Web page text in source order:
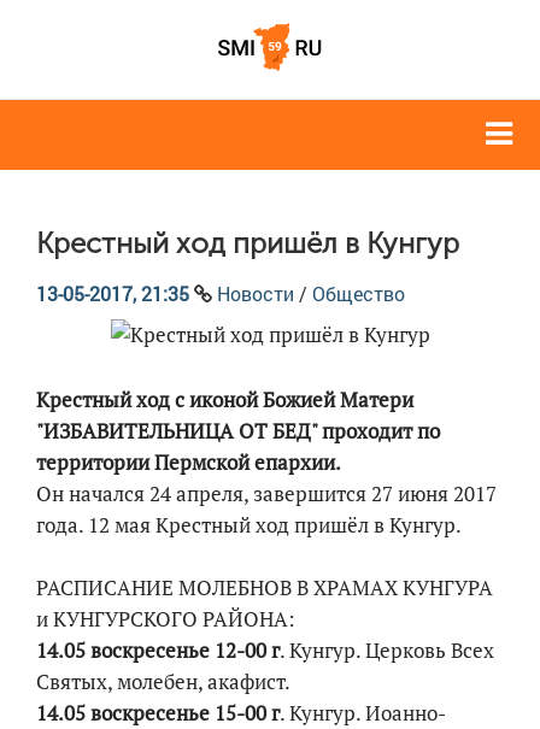
Крестный ход пришёл в Кунгур
13-05-2017, 21:35 Новости / Общество
Крестный ход с иконой Божией Матери
"ИЗБАВИТЕЛЬНИЦА ОТ БЕД" проходит по
территории Пермской епархии.
Он начался 24 апреля, завершится 27 июня 2017
года. 12 мая Крестный ход пришёл в Кунгур.
РАСПИСАНИЕ МОЛЕБНОВ В ХРАМАХ КУНГУРА
и КУНГУРСКОГО РАЙОНА:
14.05 воскресенье 12-00 г. Кунгур. Церковь Всех
Святых, молебен, акафист.
14.05 воскресенье 15-00 г. Кунгур. Иоанно-